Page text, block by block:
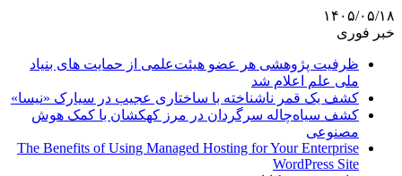
۱۴۰۵/۰۵/۱۸
خبر فوری
ظرفیت پژوهشی هر عضو هیئت‌علمی از حمایت های بنیاد
ملی علم اعلام شد
کشف یک قمر ناشناخته با ساختاری عجیب در سیارک «نیسا»
کشف سیاه‌چاله سرگردان در مرز کهکشان با کمک هوش
مصنوعی
The Benefits of Using Managed Hosting for Your Enterprise
WordPress Site